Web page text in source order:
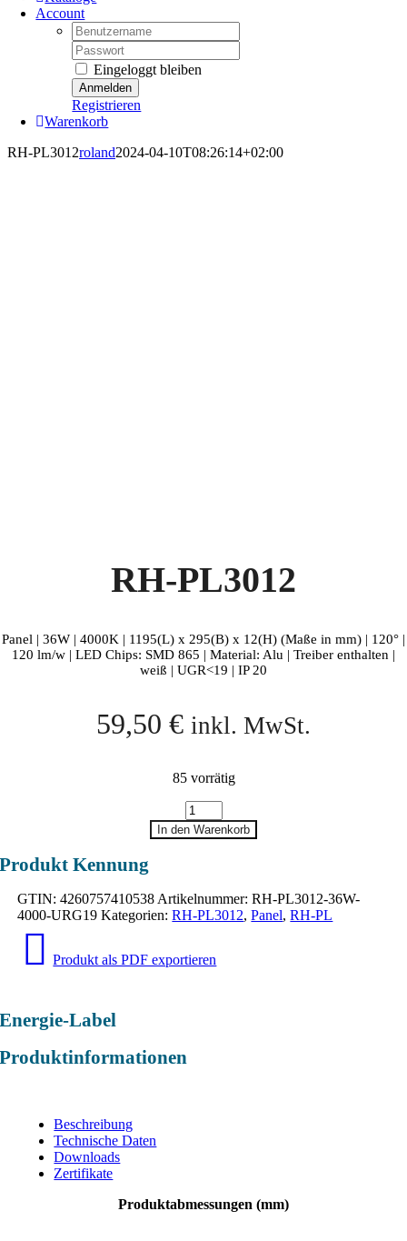
Account
Username:
Password:
Eingeloggt bleiben
Registrieren
Warenkorb
RH-PL3012roland2024-04-10T08:26:14+02:00
RH-PL3012
Panel | 36W | 4000K | 1195(L) x 295(B) x 12(H) (Maße in mm) | 120° |
120 lm/w | LED Chips: SMD 865 | Material: Alu | Treiber enthalten |
weiß | UGR<19 | IP 20
59,50 € inkl. MwSt.
85 vorrätig
RH-
PL3012
Menge
In den Warenkorb
Produkt Kennung
GTIN:4260757410538 Artikelnummer:RH-PL3012-36W-
4000-URG19 Kategorien:RH-PL3012,Panel,RH-PL
Produkt als PDF exportieren
Energie-Label
Produktinformationen
Beschreibung
Technische Daten
Downloads
Zertifikate
Produktabmessungen (mm)